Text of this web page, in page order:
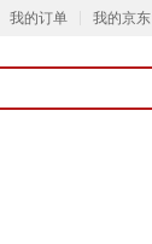
我的订单 我的京东